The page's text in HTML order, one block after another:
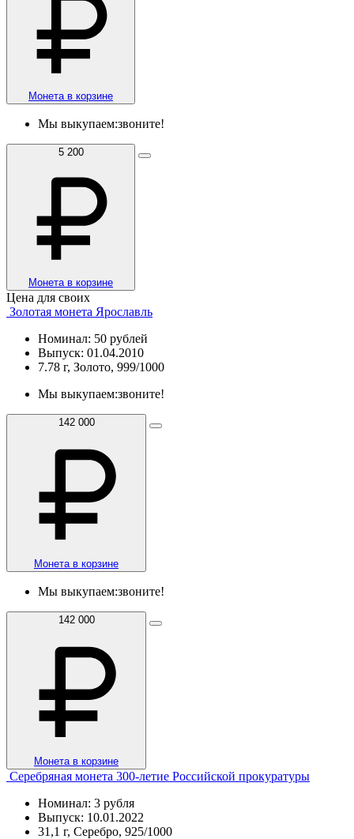
Монета в корзине
Мы выкупаем:звоните!
5 200
Монета в корзине
Цена для своих
Золотая монета Ярославль
Номинал: 50 рублей
Выпуск: 01.04.2010
7.78 г, Золото, 999/1000
Мы выкупаем:звоните!
142 000
Монета в корзине
Мы выкупаем:звоните!
142 000
Монета в корзине
Серебряная монета 300-летие Российской прокуратуры
Номинал: 3 рубля
Выпуск: 10.01.2022
31,1 г, Серебро, 925/1000